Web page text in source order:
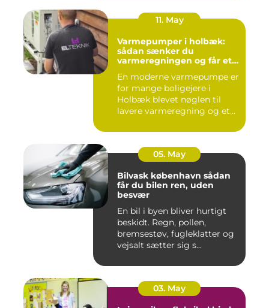
11. May
Varmepumper i holbæk:
sådan sænker du
varmeregningen og får et
En moderne varmepumpe er
for mange boligejere i
Holbæk blevet nøglen til
lavere varmeregning og et
05. May
Bilvask københavn sådan
får du bilen ren, uden
besvær
En bil i byen bliver hurtigt
beskidt. Regn, pollen,
bremsestøv, fugleklatter og
vejsalt sætter sig s...
03. May